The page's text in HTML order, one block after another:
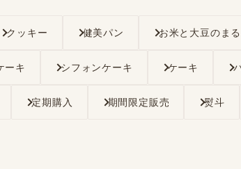
クッキー 健美パン お米と大豆のま
ーキ シフォンケーキ ケーキ
定期購入 期間限定販売 熨斗